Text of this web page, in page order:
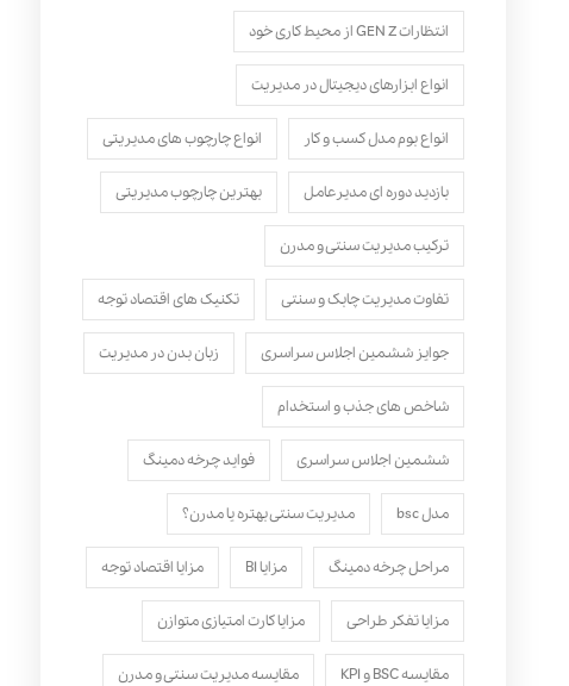
انتظارات GEN Z از محیط کاری خود
انواع ابزارهای دیجیتال در مدیریت
انواع بوم مدل کسب‌ و کار انواع چارچوب های مدیریتی
بازدید دوره ای مدیرعامل بهترین چارچوب مدیریتی
ترکیب مدیریت سنتی و مدرن
تفاوت مدیریت چابک و سنتی تکنیک های اقتصاد توجه
جوایز ششمین اجلاس سراسری زبان بدن در مدیریت
شاخص های جذب و استخدام
ششمین اجلاس سراسری فواید چرخه دمینگ
مدل bsc مدیریت سنتی بهتره یا مدرن؟
مراحل چرخه دمینگ مزایا BI مزایا اقتصاد توجه
مزایا تفکر طراحی مزایا کارت امتیازی متوازن
مقایسه BSC و KPI مقایسه مدیریت سنتی و مدرن